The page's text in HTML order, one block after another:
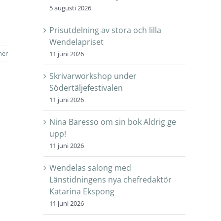
5 augusti 2026
Prisutdelning av stora och lilla
Wendelapriset
11 juni 2026
Skrivarworkshop under
Södertäljefestivalen
11 juni 2026
Nina Baresso om sin bok Aldrig ge
upp!
11 juni 2026
Wendelas salong med
Länstidningens nya chefredaktör
Katarina Ekspong
11 juni 2026